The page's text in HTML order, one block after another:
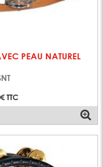
PEAU NATUREL
TTC